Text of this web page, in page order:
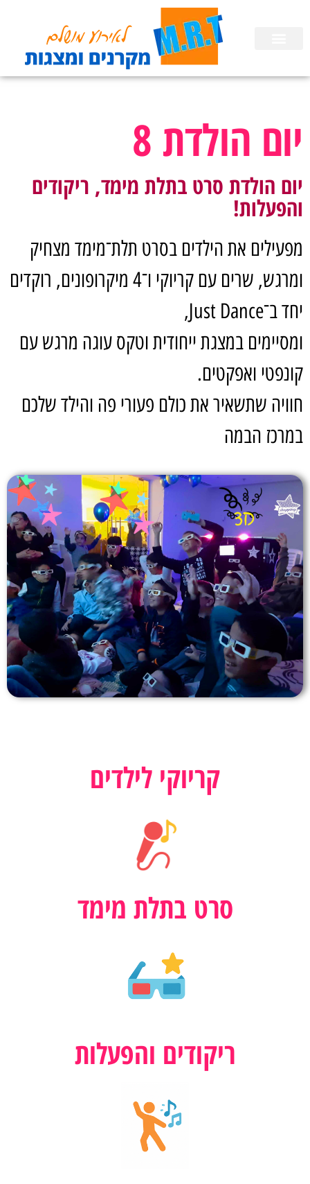
יום הולדת 8
יום הולדת סרט בתלת מימד, ריקודים
והפעלות!
מפעילים את הילדים בסרט תלת־מימד מצחיק
ומרגש, שרים עם קריוקי ו־4 מיקרופונים, רוקדים
יחד ב־Just Dance,
ומסיימים במצגת ייחודית וטקס עוגה מרגש עם
קונפטי ואפקטים.
חוויה שתשאיר את כולם פעורי פה והילד שלכם
במרכז הבמה
קריוקי לילדים
סרט בתלת מימד
ריקודים והפעלות